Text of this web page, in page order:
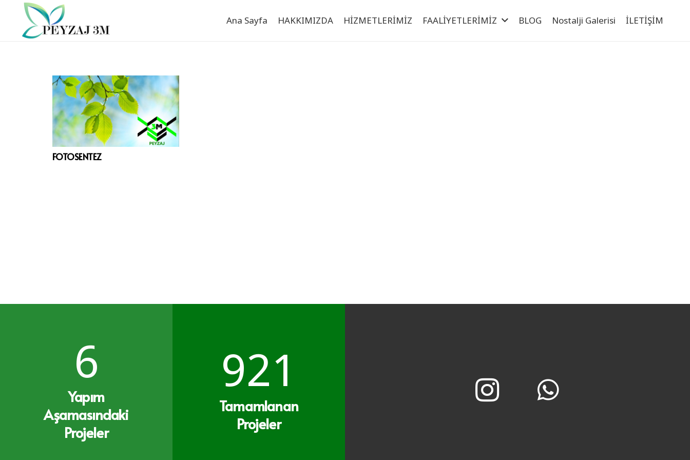
Ana Sayfa HAKKIMIZDA HİZMETLERİMİZ FAALİYETLERİMİZ BLOG Nostalji Galerisi İLETİŞİM
FOTOSENTEZ
6
Yapım
Aşamasındaki
Projeler
921
Tamamlanan
Projeler